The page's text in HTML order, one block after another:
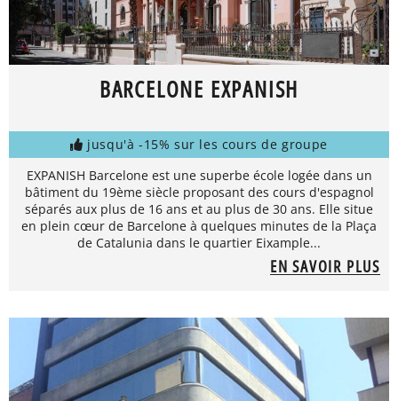
BARCELONE EXPANISH
jusqu'à -15% sur les cours de groupe
EXPANISH Barcelone est une superbe école logée dans un
bâtiment du 19ème siècle proposant des cours d'espagnol
séparés aux plus de 16 ans et au plus de 30 ans. Elle situe
en plein cœur de Barcelone à quelques minutes de la Plaça
de Catalunia dans le quartier Eixample...
EN SAVOIR PLUS